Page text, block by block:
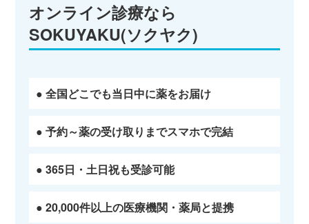
オンライン診療なら
SOKUYAKU(ソクヤク)
● 全国どこでも当日中に薬をお届け
● 予約～薬の受け取りまでスマホで完結
● 365日・土日祝も受診可能
● 20,000件以上の医療機関・薬局と提携